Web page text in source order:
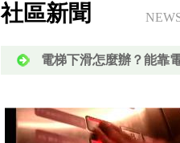
社區新聞
電梯下滑怎麼辦？能靠